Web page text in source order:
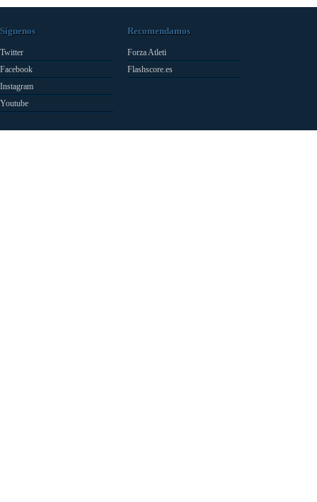
Síguenos
Twitter
Facebook
Instagram
Youtube
Recomendamos
Forza Atleti
Flashscore.es